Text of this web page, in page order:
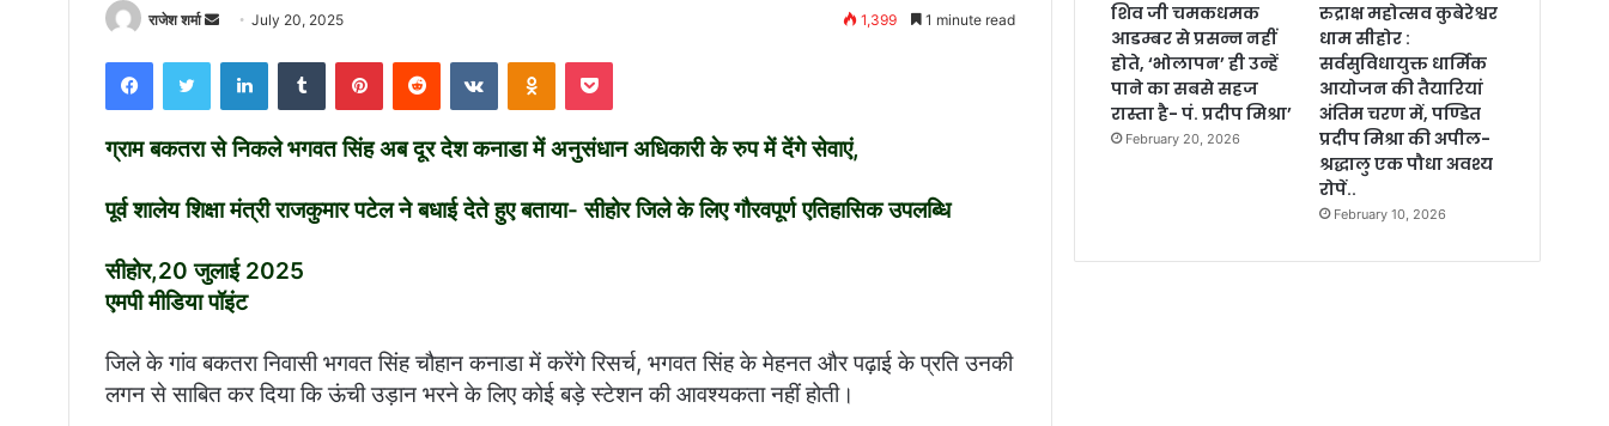
राजेश शर्मा
d
a
m
i
l
July 20, 2025 1,399 1 minute read
ग्राम बकतरा से निकले भगवत सिंह अब दूर देश कनाडा में अनुसंधान अधिकारी के रुप में देंगे सेवाएं,
पूर्व शालेय शिक्षा मंत्री राजकुमार पटेल ने बधाई देते हुए बताया- सीहोर जिले के लिए गौरवपूर्ण एतिहासिक उपलब्धि
सीहोर,20 जुलाई 2025
एमपी मीडिया पॉइंट
जिले के गांव बकतरा निवासी भगवत सिंह चौहान कनाडा में करेंगे रिसर्च, भगवत सिंह के मेहनत और पढ़ाई के प्रति उनकी
लगन से साबित कर दिया कि ऊंची उड़ान भरने के लिए कोई बड़े स्टेशन की आवश्यकता नहीं होती।
शिव जी चमकधमक
आडम्बर से प्रसन्न नहीं
होते, ‘भोलापन’ ही उन्हें
पाने का सबसे सहज
रास्ता है- पं. प्रदीप मिश्रा’
February 20, 2026
रुद्राक्ष महोत्सव कुबेरेश्वर
धाम सीहोर :
सर्वसुविधायुक्त धार्मिक
आयोजन की तैयारियां
अंतिम चरण में, पण्डित
प्रदीप मिश्रा की अपील-
श्रद्धालु एक पौधा अवश्य
रोपें..
February 10, 2026